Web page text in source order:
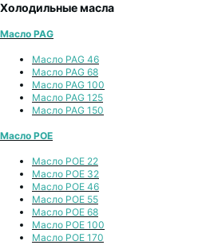
Холодильные масла
Масло PAG
Масло PAG 46
Масло PAG 68
Масло PAG 100
Масло PAG 125
Масло PAG 150
Масло POE
Масло POE 22
Масло POE 32
Масло POE 46
Масло POE 55
Масло POE 68
Масло POE 100
Масло POE 170